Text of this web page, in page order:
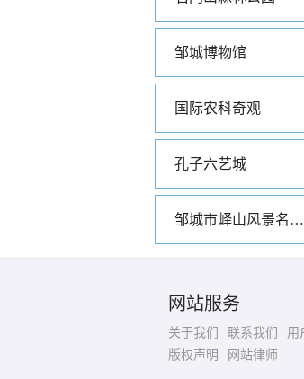
邹城博物馆
国际农科奇观
孔子六艺城
邹城市峄山风景名胜区
网站服务
关于我们 联系我们
用
版权声明
网站律师